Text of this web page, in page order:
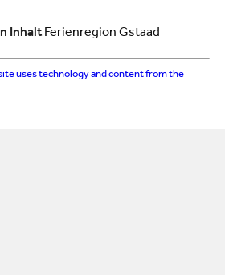
Inhalt Ferienregion Gstaad
uses technology and content from the